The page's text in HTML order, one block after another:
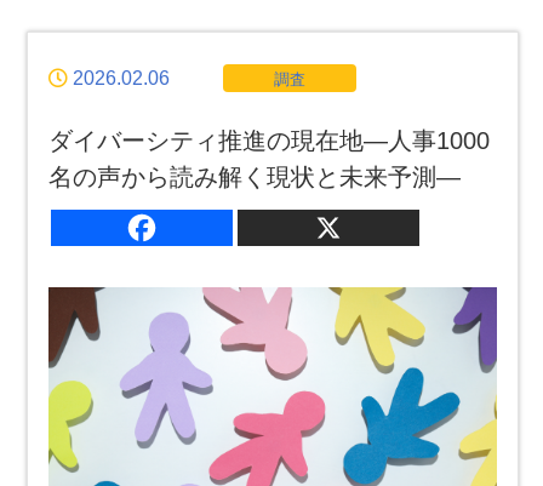
運営会社
個人情報保護方針
サイトマップ
2026.02.06 調査
ダイバーシティ推進の現在地―人事1000
名の声から読み解く現状と未来予測―